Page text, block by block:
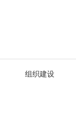
组织建设